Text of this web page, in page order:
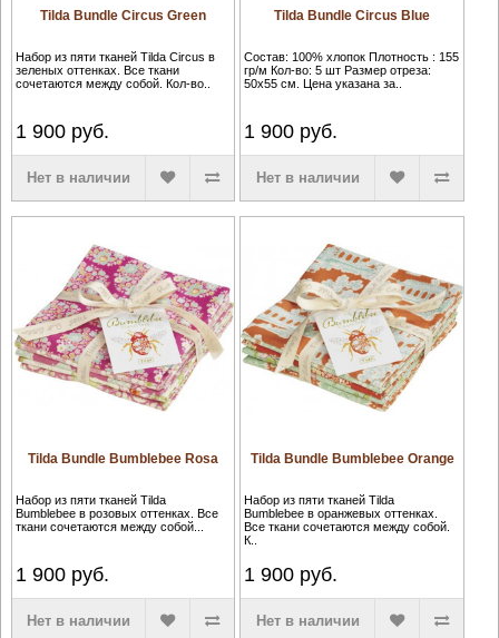
Tilda Bundle Circus Green
Набор из пяти тканей Tilda Circus в
зеленых оттенках. Все ткани
сочетаются между собой. Кол-во..
1 900руб.
Нет в наличии
Tilda Bundle Circus Blue
Состав: 100% хлопок Плотность : 155
гр/м Кол-во: 5 шт Размер отреза:
50х55 см. Цена указана за..
1 900 руб.
Нет в наличии
Tilda Bundle Bumblebee Rosa
Набор из пяти тканей Tilda
Bumblebee в розовых оттенках. Все
ткани сочетаются между собой...
1 900руб.
Нет в наличии
Tilda Bundle Bumblebee Orange
Набор из пяти тканей Tilda
Bumblebee в оранжевых оттенках.
Все ткани сочетаются между собой.
К..
1 900 руб.
Нет в наличии